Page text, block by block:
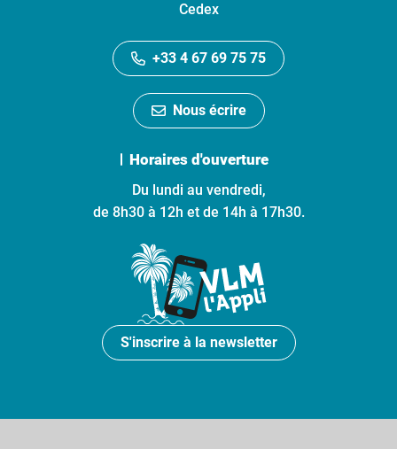
Cedex
+33 4 67 69 75 75
Nous écrire
Horaires d'ouverture
Du lundi au vendredi,
de 8h30 à 12h et de 14h à 17h30.
S'inscrire à la newsletter